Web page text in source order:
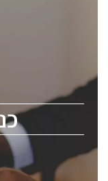
לכל העוסקים
13, 2026. The
involved in the
engineers,